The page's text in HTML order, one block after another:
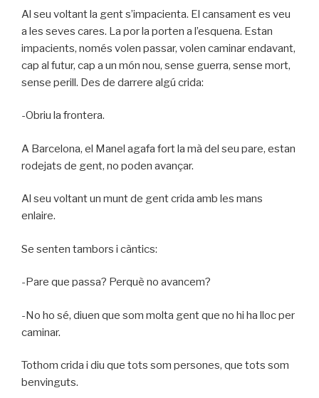
Al seu voltant la gent s’impacienta. El cansament es veu
a les seves cares. La por la porten a l’esquena. Estan
impacients, només volen passar, volen caminar endavant,
cap al futur, cap a un món nou, sense guerra, sense mort,
sense perill. Des de darrere algú crida:
-Obriu la frontera.
A Barcelona, el Manel agafa fort la mà del seu pare, estan
rodejats de gent, no poden avançar.
Al seu voltant un munt de gent crida amb les mans
enlaire.
Se senten tambors i càntics:
-Pare que passa? Perquè no avancem?
-No ho sé, diuen que som molta gent que no hi ha lloc per
caminar.
Tothom crida i diu que tots som persones, que tots som
benvinguts.